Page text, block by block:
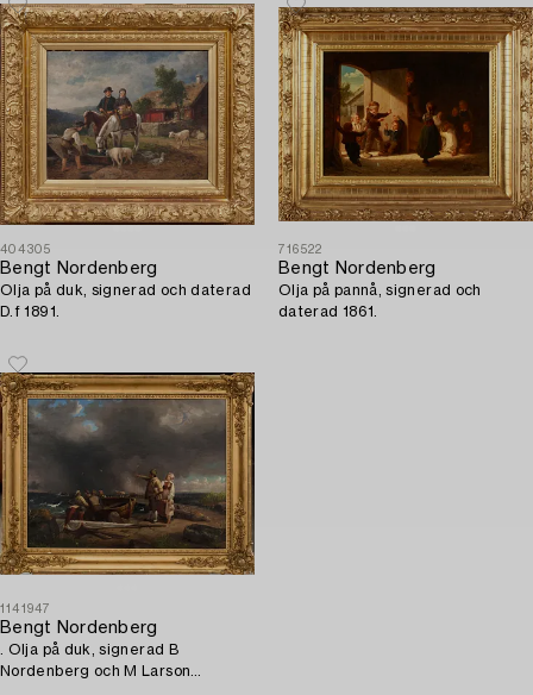
404305
Bengt Nordenberg
Olja på duk, signerad och daterad
D.f 1891.
716522
Bengt Nordenberg
Olja på pannå, signerad och
daterad 1861.
1141947
Bengt Nordenberg
. Olja på duk, signerad B
Nordenberg och M Larson